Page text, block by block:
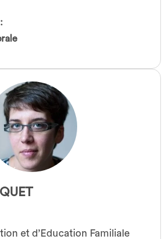
et d’Education Familiale